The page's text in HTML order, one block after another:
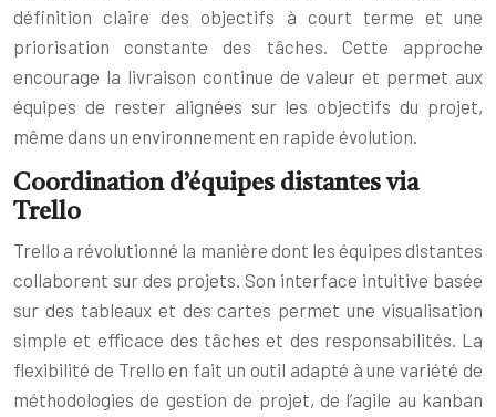
définition claire des objectifs à court terme et une
priorisation constante des tâches. Cette approche
encourage la livraison continue de valeur et permet aux
équipes de rester alignées sur les objectifs du projet,
même dans un environnement en rapide évolution.
Coordination d’équipes distantes via
Trello
Trello a révolutionné la manière dont les équipes distantes
collaborent sur des projets. Son interface intuitive basée
sur des tableaux et des cartes permet une visualisation
simple et efficace des tâches et des responsabilités. La
flexibilité de Trello en fait un outil adapté à une variété de
méthodologies de gestion de projet, de l’agile au kanban